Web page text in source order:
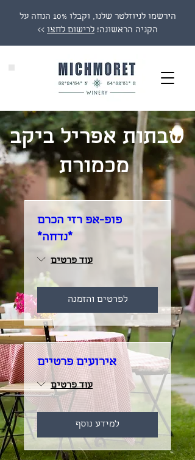
הירשמו לניוזלטר שלנו, וקבלו 10% הנחה על
הקניה הראשונה! לרישום לחצו >>
שבתות אפריל ביקב
מכמורת
פופ-אפ רזי הכרם
*נדחה*
עוד פרטים
לפרטים והזמנה
אירועים פרטיים
עוד פרטים
למידע נוסף